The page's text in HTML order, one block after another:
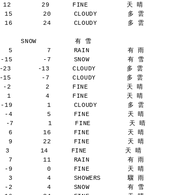
12        29      FINE          天 晴
15        20      CLOUDY        多 雲
16        24      CLOUDY        多 雲
SNOW          有 雪
5         7      RAIN          有 雨
-15        -7      SNOW          有 雪
-23       -13      CLOUDY        多 雲
-15        -7      CLOUDY        多 雲
-2         2      FINE          天 晴
1         4      FINE          天 晴
-19         1      CLOUDY        多 雲
-4         5      FINE          天 晴
-7         1      FINE          天 晴
6        16      FINE          天 晴
9        22      FINE          天 晴
3        14      FINE          天 晴
7        11      RAIN          有 雨
-9         0      FINE          天 晴
3         4      SHOWERS       驟 雨
-2         4      SNOW          有 雪